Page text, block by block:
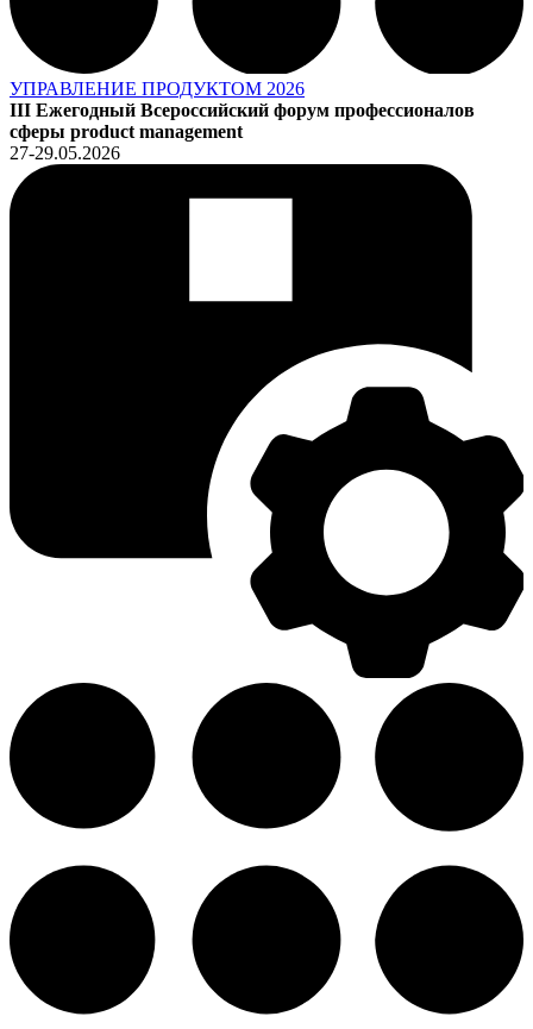
УПРАВЛЕНИЕ ПРОДУКТОМ 2026
III Ежегодный Всероссийский форум профессионалов
сферы product management
27-29.05.2026